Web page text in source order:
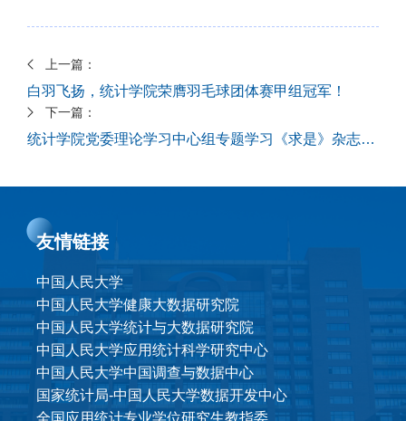
上一篇：
白羽飞扬，统计学院荣膺羽毛球团体赛甲组冠军！
下一篇：
统计学院党委理论学习中心组专题学习《求是》杂志教育强国建设系列文章
友情链接
中国人民大学
中国人民大学健康大数据研究院
中国人民大学统计与大数据研究院
中国人民大学应用统计科学研究中心
中国人民大学中国调查与数据中心
国家统计局-中国人民大学数据开发中心
全国应用统计专业学位研究生教指委